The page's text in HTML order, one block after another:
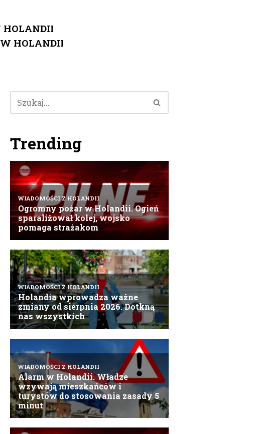
HOLANDII
HOLANDII
Trending